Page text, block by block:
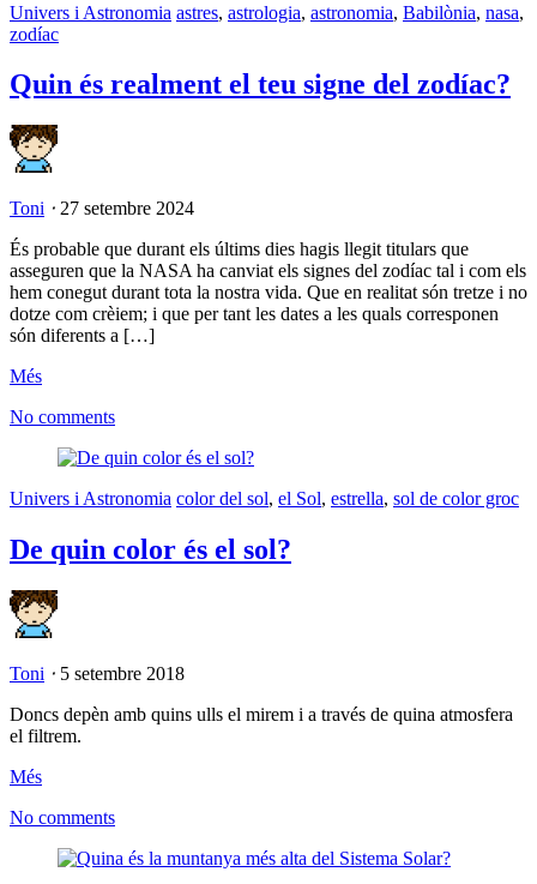
Univers i Astronomia astres, astrologia, astronomia, Babilònia, nasa,
zodíac
Quin és realment el teu signe del zodíac?
Toni ⋅ 27 setembre 2024
És probable que durant els últims dies hagis llegit titulars que
asseguren que la NASA ha canviat els signes del zodíac tal i com els
hem conegut durant tota la nostra vida. Que en realitat són tretze i no
dotze com crèiem; i que per tant les dates a les quals corresponen
són diferents a […]
Més
No comments
Univers i Astronomia color del sol, el Sol, estrella, sol de color groc
De quin color és el sol?
Toni ⋅ 5 setembre 2018
Doncs depèn amb quins ulls el mirem i a través de quina atmosfera
el filtrem.
Més
No comments